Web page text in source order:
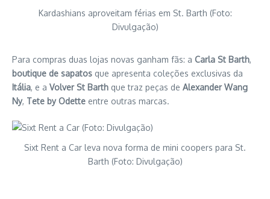
Kardashians aproveitam férias em St. Barth (Foto:
Divulgação)
Para compras duas lojas novas ganham fãs: a Carla St Barth,
boutique de sapatos que apresenta coleções exclusivas da
Itália, e a Volver St Barth que traz peças de Alexander Wang
Ny, Tete by Odette entre outras marcas.
Sixt Rent a Car leva nova forma de mini coopers para St.
Barth (Foto: Divulgação)